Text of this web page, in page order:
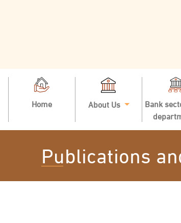
Home About Us
Bank
Publications